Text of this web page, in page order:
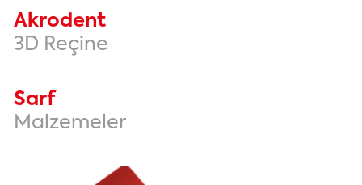
Akrodent
3D Reçine
Sarf
Malzemeler